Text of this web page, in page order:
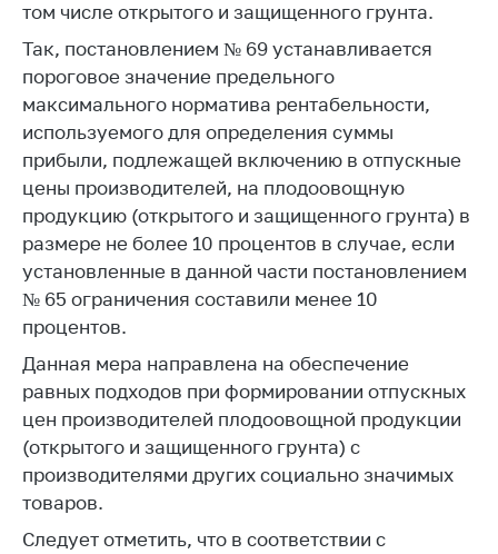
геральдические
символы
5 лет МАРТ
Деятельность
Ценовая политика
Антимонопольное
регулирование и
конкуренция
Торговля и услуги
Регулирование и
контроль закупок
Защита прав
потребителей
Регулирование
рекламной
деятельности
том числе открытого и защищенного грунта.
Так, постановлением № 69 устанавливается
пороговое значение предельного
максимального норматива рентабельности,
используемого для определения суммы
прибыли, подлежащей включению в отпускные
цены производителей, на плодоовощную
продукцию (открытого и защищенного грунта) в
размере не более 10 процентов в случае, если
установленные в данной части постановлением
№ 65 ограничения составили менее 10
процентов.
Данная мера направлена на обеспечение
равных подходов при формировании отпускных
цен производителей плодоовощной продукции
(открытого и защищенного грунта) с
производителями других социально значимых
товаров.
Следует отметить, что в соответствии с